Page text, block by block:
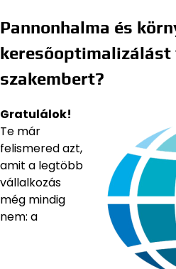
Pannonhalma és
keresőoptimalizálást
szakembert?
Gratulálok!
Te már
felismered azt,
amit a legtöbb
vállalkozás
még mindig
nem: a